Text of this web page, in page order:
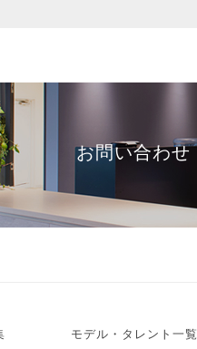
お問い合わせ
モデル・タレント一覧